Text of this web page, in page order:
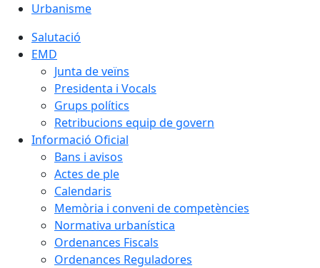
Urbanisme
Salutació
EMD
Junta de veïns
Presidenta i Vocals
Grups polítics
Retribucions equip de govern
Informació Oficial
Bans i avisos
Actes de ple
Calendaris
Memòria i conveni de competències
Normativa urbanística
Ordenances Fiscals
Ordenances Reguladores